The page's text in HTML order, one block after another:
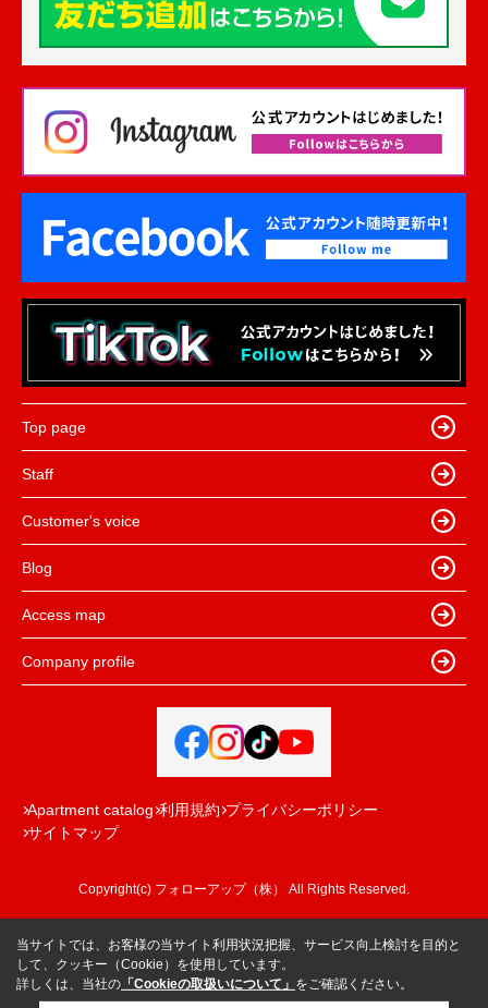
Top page
Staff
Customer's voice
Blog
Access map
Company profile
Apartment catalog 利用規約 プライバシーポリシー
サイトマップ
Copyright(c) フォローアップ（株） All Rights Reserved.
当サイトでは、お客様の当サイト利用状況把握、サービス向上検討を目的と
して、クッキー（Cookie）を使用しています。
詳しくは、当社の 「Cookieの取扱いについて」 をご確認ください。